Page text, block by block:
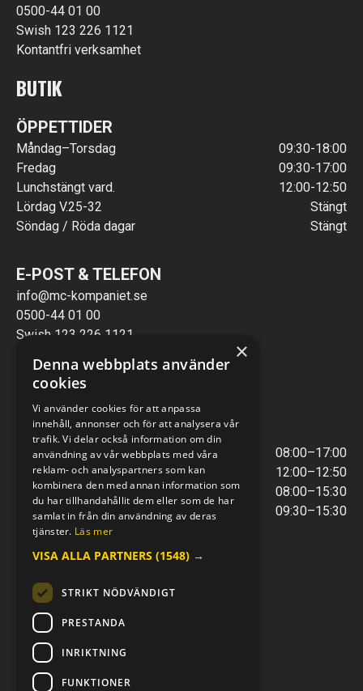
0500-44 01 00
Swish 123 226 1121
Kontantfri verksamhet
BUTIK
ÖPPETTIDER
Måndag–Torsdag
09:30-18:00
Fredag
09:30-17:00
Lunchstängt vard.
12:00-12:50
Lördag V.25-32
Stängt
Söndag / Röda dagar
Stängt
E-POST & TELEFON
info@mc-kompaniet.se
0500-44 01 00
Swish 123 226 1121
VERKSTAD
ÖPPETTIDER
Måndag - Torsdag
08:00–17:00
Lunchstängt
12:00–12:50
Fredagar
08:00–15:30
Telefontider
09:30–15:30
E-POST & TELEFON
verkstaden@mc-kompaniet.se
0500-44 01 00
Swish 123 226 1121
Kontantfri verksamhet
FÖLJ OSS
×
Denna webbplats använder
cookies
Vi använder cookies för att anpassa
innehåll, annonser och för att analysera vår
trafik. Vi delar också information om din
användning av vår webbplats med våra
reklam- och analyspartners som kan
kombinera den med annan information som
du har tillhandahållit dem eller som de har
samlat in från din användning av deras
tjänster. Läs mer
VISA ALLA PARTNERS (1548) →
STRIKT NÖDVÄNDIGT
PRESTANDA
INRIKTNING
FUNKTIONER